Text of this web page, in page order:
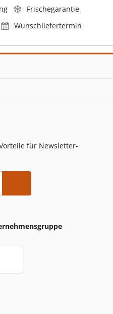
Frischegarantie
Wunschliefertermin
für Newsletter-